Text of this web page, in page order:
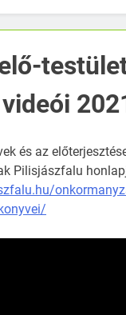
és az
Pilisjászfalu
/